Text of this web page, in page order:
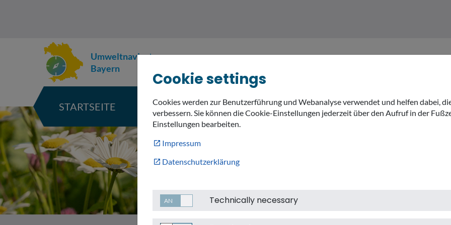
Umweltnavigator
Bayern
STARTSEITE KARTE MEIN LANDKREIS THEMEN
Cookie settings
Cookies werden zur Benutzerführung und Webanalyse verwendet und helfen dabei,
verbessern. Sie können die Cookie-Einstellungen jederzeit über den Aufruf in der
Einstellungen bearbeiten.
Impressum
Datenschutzerklärung
Technically necessary